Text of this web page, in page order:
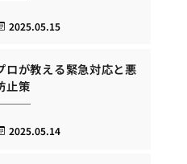
2025.05.15
ロが教える緊急対応と悪
止策
2025.05.14